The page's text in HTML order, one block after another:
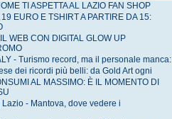
TI ASPETTA AL LAZIO FAN SHOP
19 EURO E TSHIRT A PARTIRE DA 15:
WEB CON DIGITAL GLOW UP
- Turismo record, ma il personale manca:
dei ricordi più belli: da Gold Art ogni
AL MASSIMO: È IL MOMENTO DI
- Mantova, dove vedere i